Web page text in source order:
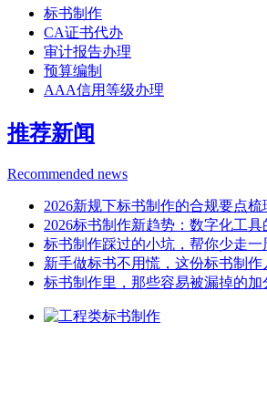
标书制作
CA证书代办
审计报告办理
预算编制
AAA信用等级办理
推荐新闻
Recommended news
2026新规下标书制作的合规要点梳
2026标书制作新趋势：数字化工
标书制作踩过的小坑，帮你少走一
新手做标书不用慌，这份标书制
标书制作里，那些容易被漏掉的加